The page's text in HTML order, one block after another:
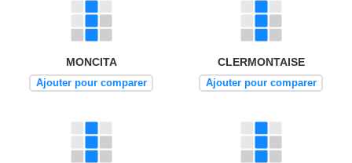
MONCITA
Ajouter pour comparer
CLERMONTAISE
Ajouter pour comparer